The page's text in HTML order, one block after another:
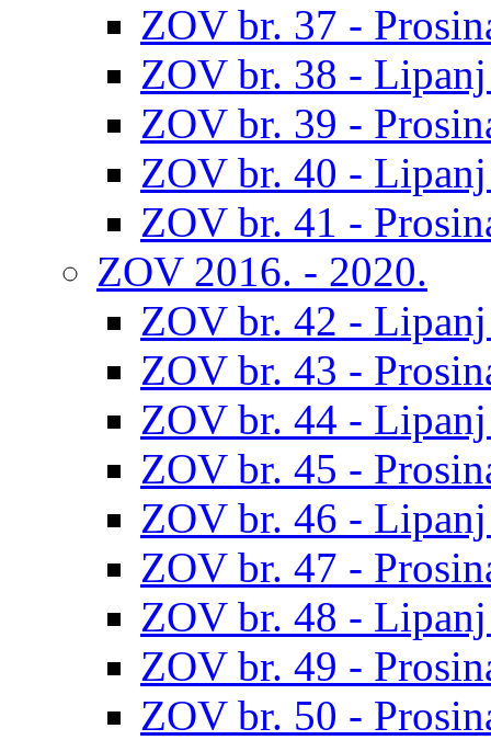
ZOV br. 37 -
ZOV br. 38 -
ZOV br. 39 -
ZOV br. 40 -
ZOV br. 41 -
ZOV 2016. - 2020.
ZOV br. 42 -
ZOV br. 43 -
ZOV br. 44 -
ZOV br. 45 -
ZOV br. 46 -
ZOV br. 47 -
ZOV br. 48 -
ZOV br. 49 -
ZOV br. 50 -